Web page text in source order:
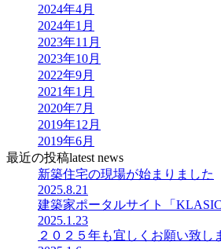
2024年4月
2024年1月
2023年11月
2023年10月
2022年9月
2021年1月
2020年7月
2019年12月
2019年6月
最近の投稿latest news
新築住宅の現場が始まりました
2025.8.21
建築家ポータルサイト「
2025.1.23
２０２５年も宜しくお願い致し